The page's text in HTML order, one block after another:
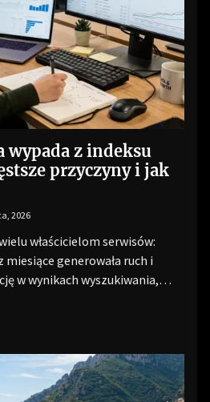
wypada z indeksu
przyczyny i jak
2026
właścicielom serwisów:
generowała ruch i
w wynikach wyszukiwania,